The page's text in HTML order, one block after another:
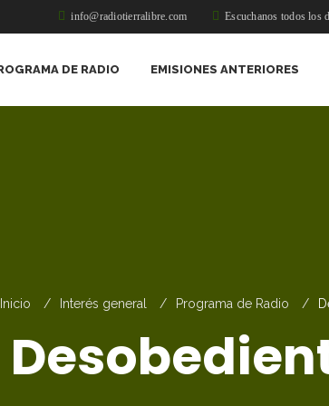
info@radiotierralibre.com Escuchanos todos los
DE RADIO EMISIONES ANTERIORES
Inicio Interés general Programa de Radio